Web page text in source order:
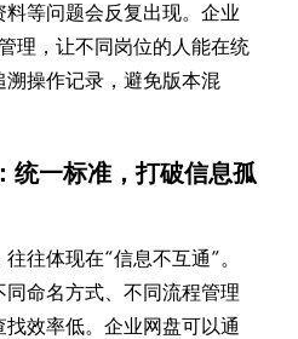
等问题会反复出现。企业
理，让不同岗位的人能在统
操作记录，避免版本混
统一标准，打破信息孤
往体现在“信息不互通”。
命名方式、不同流程管理
效率低。企业网盘可以通